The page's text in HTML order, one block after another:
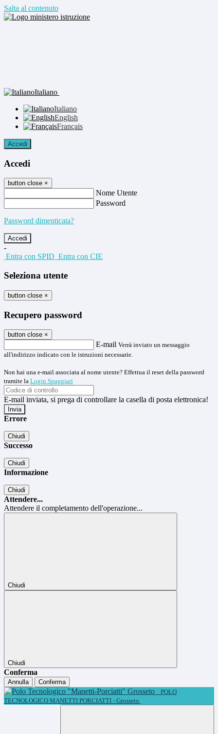
Salta al contenuto
Italiano
Italiano
English
Français
Accedi
Accedi
button close ×
Nome Utente
Password
Password dimenticata?
-
Entra con SPID Entra con CIE
Seleziona utente
button close ×
Recupero password
button close ×
E-mail Verrà inviato un messaggio
all'indirizzo indicato con le istruzioni necessarie.
Non hai una e-mail associata al nome utente? Effettua il reset della password
tramite la Login Spaggiari
E-mail inviata, si prega di controllare la casella di posta elettronica!
Errore
Chiudi
Successo
Chiudi
Informazione
Chiudi
Attendere...
Attendere il completamento dell'operazione...
Chiudi
Chiudi
Conferma
Annulla
Conferma
POLO
TECNOLOGICO MANETTI PORCIATTI - Grosseto